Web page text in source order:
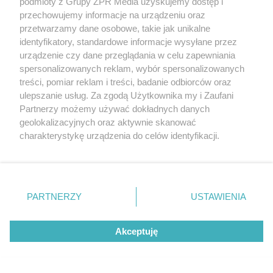
SPRAWDZONE SPOSOBY
Dolej do wody pół szklanki tego
przechowujemy informacje na urządzeniu oraz
przetwarzamy dane osobowe, takie jak unikalne
identyfikatory, standardowe informacje wysyłane przez
urządzenie czy dane przeglądania w celu zapewniania
spersonalizowanych reklam, wybór spersonalizowanych
treści, pomiar reklam i treści, badanie odbiorców oraz
ulepszanie usług. Za zgodą Użytkownika my i Zaufani
Partnerzy możemy używać dokładnych danych
geolokalizacyjnych oraz aktywnie skanować
charakterystykę urządzenia do celów identyfikacji.
zmienić/wycofać klikając przycisk ustawień prywatności
znajdujący się w lewym dolnym rogu strony
rodzaje przetwarzania danych nie wymagają zgody
użytkownika, ale masz prawo sprzeciwić się takiemu
przetwarzaniu. Preferencje będą miały zastosowanie tylko
PARTNERZY USTAWIENIA
Akceptuję